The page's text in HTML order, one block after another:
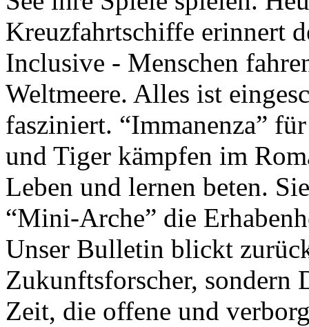
Kreuzfahrtschiffe erinnert
Inclusive - Menschen
Weltmeere. Alles ist
fasziniert. “Immanenza”
und Tiger kämpfen im
Leben und lernen beten.
“Mini-Arche” die
Unser Bulletin blickt
Zukunftsforscher, sondern
Zeit, die offene und